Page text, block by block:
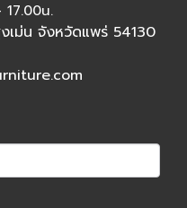
17.00น.
ม่น จังหวัดแพร่ 54130